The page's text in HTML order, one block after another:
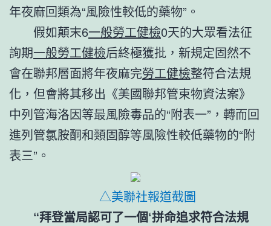
年夜麻回類為“風險性較低的藥物”。
假如顛末6一般勞工健檢0天的大眾看法征
詢期一般勞工健檢后終極獲批，新規定固然不
會在聯邦層面將年夜麻完勞工健檢整符合法規
化，但會將其移出《美國聯邦管束物資法案》
中列管海洛因等最風險毒品的“附表一”，轉而回
進列管氯胺酮和類固醇等風險性較低藥物的“附
表三”。
△美聯社報道截圖
“拜登當局認可了一個‘拼命追求符合法規